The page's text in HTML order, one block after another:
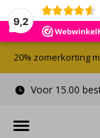
9,2
Voor 15.00
20% zomerkorting